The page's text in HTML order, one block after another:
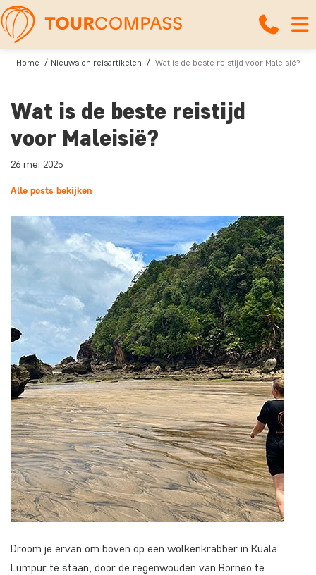
Home Nieuws en reisartikelen Wat is de beste reistijd voor Maleisië?
Wat is de beste reistijd
voor Maleisië?
26 mei 2025
Alle posts bekijken
Droom je ervan om boven op een wolkenkrabber in Kuala
Lumpur te staan, door de regenwouden van Borneo te